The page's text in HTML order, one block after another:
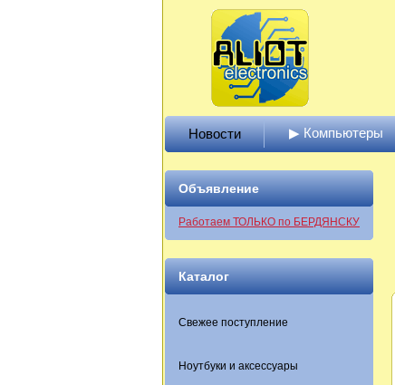
Новости ▶ Компьютеры
Объявление
Работаем ТОЛЬКО по БЕРДЯНСКУ
Каталог
Свежее поступление
Ноутбуки и аксессуары